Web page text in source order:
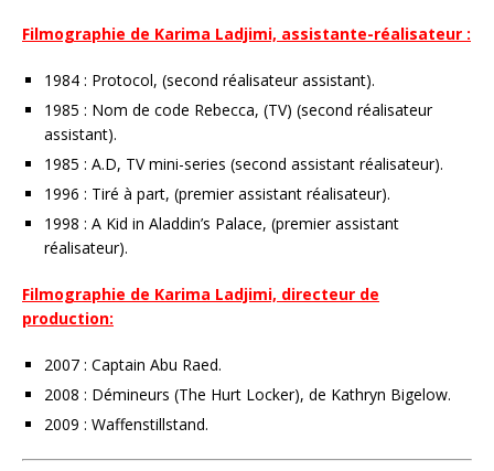
Filmographie de Karima Ladjimi, assistante-réalisateur :
1984 : Protocol, (second réalisateur assistant).
1985 : Nom de code Rebecca, (TV) (second réalisateur
assistant).
1985 : A.D, TV mini-series (second assistant réalisateur).
1996 : Tiré à part, (premier assistant réalisateur).
1998 : A Kid in Aladdin’s Palace, (premier assistant
réalisateur).
Filmographie de Karima Ladjimi, directeur de
production:
2007 : Captain Abu Raed.
2008 : Démineurs (The Hurt Locker), de Kathryn Bigelow.
2009 : Waffenstillstand.